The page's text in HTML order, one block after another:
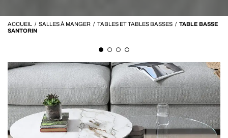
ACCUEIL / SALLES À MANGER / TABLES ET TABLES BASSES / TABLE BASSE
SANTORIN